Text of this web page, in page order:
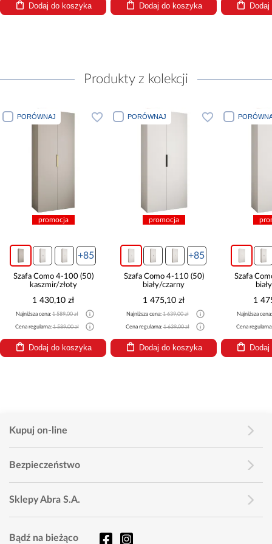
Dodaj do koszyka Dodaj do koszyka
Produkty z kolekcji
PORÓWNAJ
promocja
+85
Szafa Como 4-100 (50)
kaszmir/złoty
1 430,10 zł
Najniższa cena:1 589,00 zł
Cena regularna:1 589,00 zł
Dodaj do koszyka
PORÓWNAJ
promocja
+85
Szafa Como 4-110 (50)
biały/czarny
1 475,10 zł
Najniższa cena:1 639,00 zł
Cena regularna:1 639,00 zł
Dodaj do koszyka
Szafa
1
Najniższa
Cena
Kupuj on-line
Bezpieczeństwo
Sklepy Abra S.A.
Bądź na bieżąco